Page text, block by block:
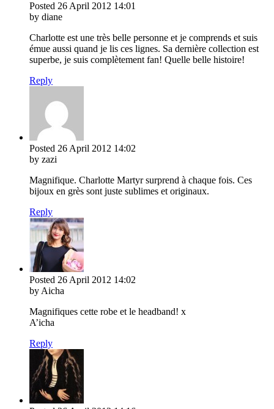
Posted 26 April 2012 14:01
by diane
Charlotte est une très belle personne et je comprends et suis
émue aussi quand je lis ces lignes. Sa dernière collection est
superbe, je suis complètement fan! Quelle belle histoire!
Reply
Posted 26 April 2012 14:02
by zazi
Magnifique. Charlotte Martyr surprend à chaque fois. Ces
bijoux en grès sont juste sublimes et originaux.
Reply
Posted 26 April 2012 14:02
by Aicha
Magnifiques cette robe et le headband! x
A’icha
Reply